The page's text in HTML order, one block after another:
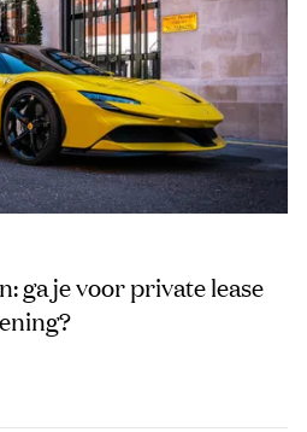
ga je voor private lease